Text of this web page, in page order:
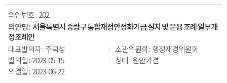
202
서울특별시 중랑구 통합재정안정화기금 설치 및 운용 조례 일부개
정조례안
주덕성
행정재경위원회
2023-05-15
원안가결
2023-06-22